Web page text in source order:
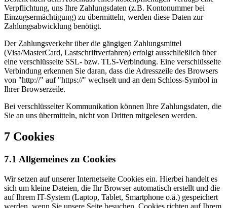
Verpflichtung, uns Ihre Zahlungsdaten (z.B. Kontonummer bei
Einzugsermächtigung) zu übermitteln, werden diese Daten zur
Zahlungsabwicklung benötigt.
Der Zahlungsverkehr über die gängigen Zahlungsmittel
(Visa/MasterCard, Lastschriftverfahren) erfolgt ausschließlich über
eine verschlüsselte SSL- bzw. TLS-Verbindung. Eine verschlüsselte
Verbindung erkennen Sie daran, dass die Adresszeile des Browsers
von "http://" auf "https://" wechselt und an dem Schloss-Symbol in
Ihrer Browserzeile.
Bei verschlüsselter Kommunikation können Ihre Zahlungsdaten, die
Sie an uns übermitteln, nicht von Dritten mitgelesen werden.
7 Cookies
7.1 Allgemeines zu Cookies
Wir setzen auf unserer Internetseite Cookies ein. Hierbei handelt es
sich um kleine Dateien, die Ihr Browser automatisch erstellt und die
auf Ihrem IT-System (Laptop, Tablet, Smartphone o.ä.) gespeichert